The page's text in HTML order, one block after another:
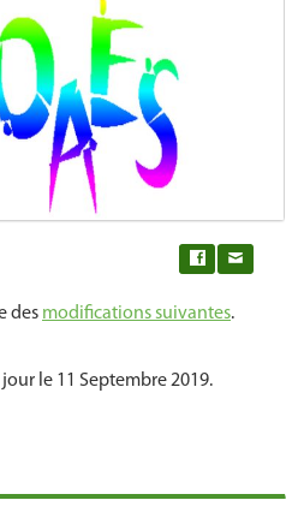
des modifications suivantes.
jour le 11 Septembre 2019.